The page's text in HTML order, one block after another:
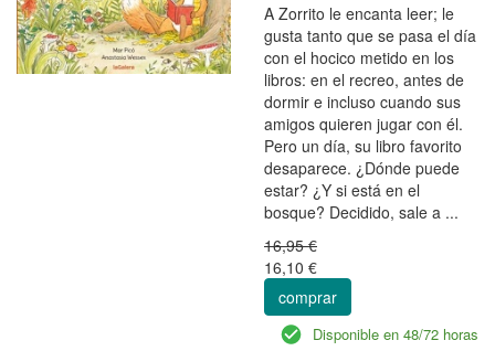
A Zorrito le encanta leer; le
gusta tanto que se pasa el día
con el hocico metido en los
libros: en el recreo, antes de
dormir e incluso cuando sus
amigos quieren jugar con él.
Pero un día, su libro favorito
desaparece. ¿Dónde puede
estar? ¿Y si está en el
bosque? Decidido, sale a ...
16,95 €
16,10 €
comprar
Disponible en 48/72 horas